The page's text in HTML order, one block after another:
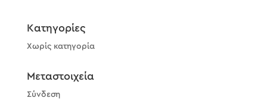
Kατηγορίες
Χωρίς κατηγορία
Μεταστοιχεία
Σύνδεση